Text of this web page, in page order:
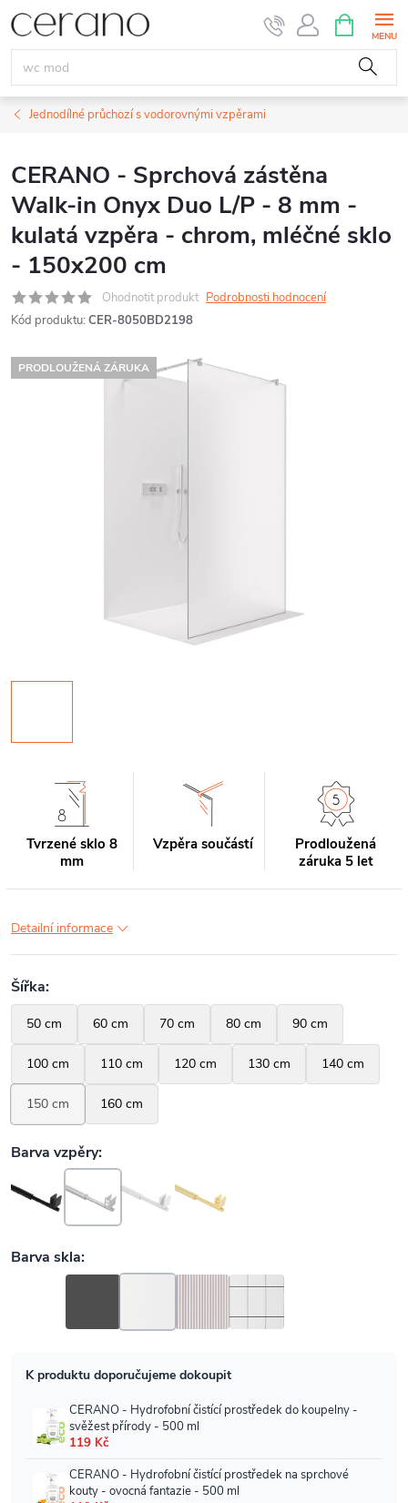
Přejít
na
obsah
NÁKUPNÍ
KOŠÍK
Jednodílné průchozí s vodorovnými vzpěrami
CERANO - Sprchová zástěna
Walk-in Onyx Duo L/P - 8 mm -
kulatá vzpěra - chrom, mléčné sklo
- 150x200 cm
Ohodnotit produkt Podrobnosti hodnocení
Kód produktu: CER-8050BD2198
PRODLOUŽENÁ ZÁRUKA
Tvrzené sklo 8
mm
Vzpěra součástí
Prodloužená
záruka 5 let
Detailní informace